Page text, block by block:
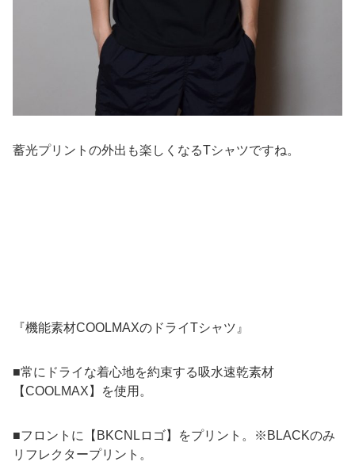
蓄光プリントの外出も楽しくなるTシャツですね。
『機能素材COOLMAXのドライTシャツ』
■常にドライな着心地を約束する吸水速乾素材
【COOLMAX】を使用。
■フロントに【BKCNLロゴ】をプリント。※BLACKのみ
リフレクタープリント。